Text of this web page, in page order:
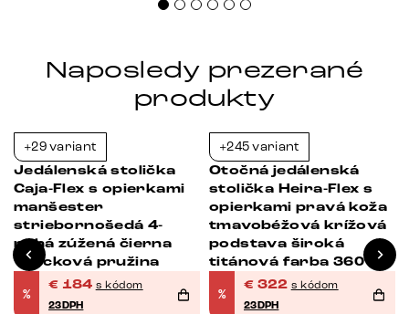
Naposledy prezerané
produkty
+29 variant
Jedálenská stolička
Caja-Flex s opierkami
manšester
striebornošedá 4-
nohá zúžená čierna
vrecková pružina
%
€ 184 s kódom
23DPH
+245 variant
Otočná jedálenská
stolička Heira-Flex s
opierkami pravá koža
tmavobéžová krížová
podstava široká
titánová farba 360°
otočná vrecková
pružina
%
€ 322 s kódom
23DPH